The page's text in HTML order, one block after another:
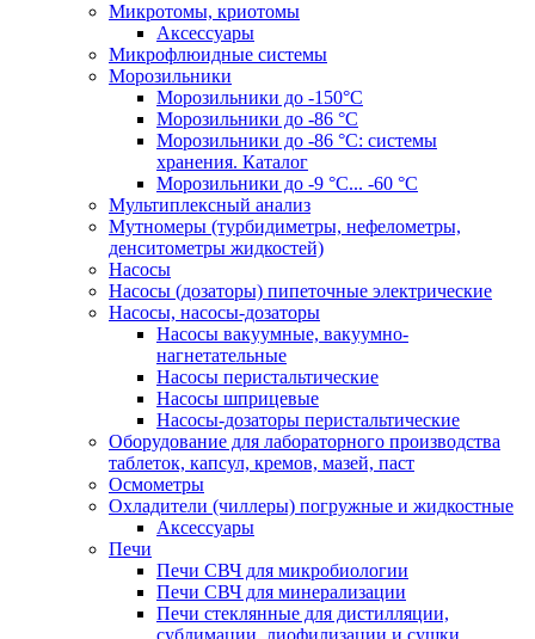
Микротомы, криотомы
Аксессуары
Микрофлюидные системы
Морозильники
Морозильники до -150°С
Морозильники до -86 °C
Морозильники до -86 °C: системы
хранения. Каталог
Морозильники до -9 °C... -60 °C
Мультиплексный анализ
Мутномеры (турбидиметры, нефелометры,
денситометры жидкостей)
Насосы
Насосы (дозаторы) пипеточные электрические
Насосы, насосы-дозаторы
Насосы вакуумные, вакуумно-
нагнетательные
Насосы перистальтические
Насосы шприцевые
Насосы-дозаторы перистальтические
Оборудование для лабораторного производства
таблеток, капсул, кремов, мазей, паст
Осмометры
Охладители (чиллеры) погружные и жидкостные
Аксессуары
Печи
Печи СВЧ для микробиологии
Печи СВЧ для минерализации
Печи стеклянные для дистилляции,
сублимации, лиофилизации и сушки